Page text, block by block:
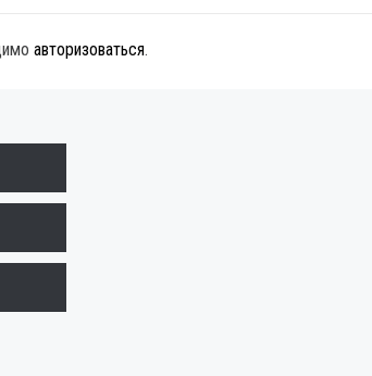
авторизоваться.